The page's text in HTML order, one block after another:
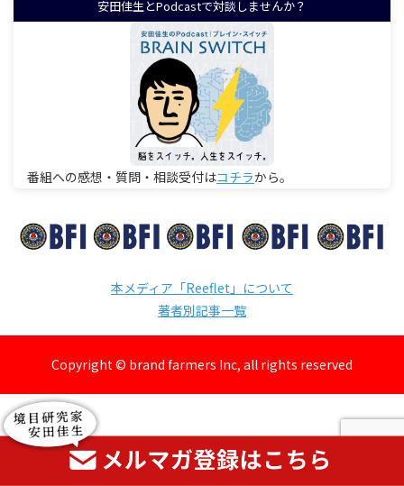
安田佳生とPodcastで対談しませんか？
番組への感想・質問・相談受付はコチラから。
本メディア「Reeflet」について
著者別記事一覧
Copyright © brand farmers Inc, all rights reserved